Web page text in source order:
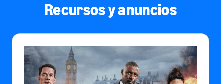
Recursos y anuncios